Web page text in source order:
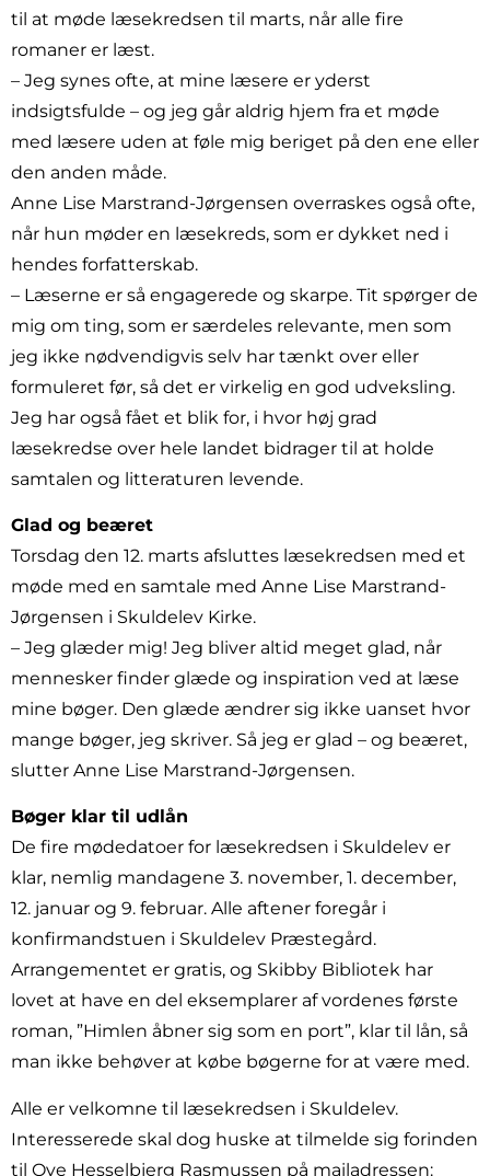
til at møde læsekredsen til marts, når alle fire
romaner er læst.
– Jeg synes ofte, at mine læsere er yderst
indsigtsfulde – og jeg går aldrig hjem fra et møde
med læsere uden at føle mig beriget på den ene eller
den anden måde.
Anne Lise Marstrand-Jørgensen overraskes også ofte,
når hun møder en læsekreds, som er dykket ned i
hendes forfatterskab.
– Læserne er så engagerede og skarpe. Tit spørger de
mig om ting, som er særdeles relevante, men som
jeg ikke nødvendigvis selv har tænkt over eller
formuleret før, så det er virkelig en god udveksling.
Jeg har også fået et blik for, i hvor høj grad
læsekredse over hele landet bidrager til at holde
samtalen og litteraturen levende.
Glad og beæret
Torsdag den 12. marts afsluttes læsekredsen med et
møde med en samtale med Anne Lise Marstrand-
Jørgensen i Skuldelev Kirke.
– Jeg glæder mig! Jeg bliver altid meget glad, når
mennesker finder glæde og inspiration ved at læse
mine bøger. Den glæde ændrer sig ikke uanset hvor
mange bøger, jeg skriver. Så jeg er glad – og beæret,
slutter Anne Lise Marstrand-Jørgensen.
Bøger klar til udlån
De fire mødedatoer for læsekredsen i Skuldelev er
klar, nemlig mandagene 3. november, 1. december,
12. januar og 9. februar. Alle aftener foregår i
konfirmandstuen i Skuldelev Præstegård.
Arrangementet er gratis, og Skibby Bibliotek har
lovet at have en del eksemplarer af vordenes første
roman, ”Himlen åbner sig som en port”, klar til lån, så
man ikke behøver at købe bøgerne for at være med.
Alle er velkomne til læsekredsen i Skuldelev.
Interesserede skal dog huske at tilmelde sig forinden
til Ove Hesselbjerg Rasmussen på mailadressen: